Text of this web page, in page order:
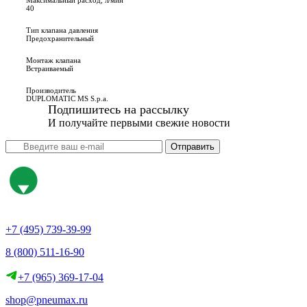
40
Тип клапана давления
Предохранительный
Монтаж клапана
Встраиваемый
Производитель
DUPLOMATIC MS S.p.a.
Подпишитесь на рассылку
И получайте первыми свежие новости
Отправить
+7 (495) 739-39-99
8 (800) 511-16-90
+7 (965) 369-17-04
shop@pneumax.ru